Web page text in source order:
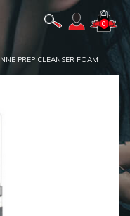
0
PREP CLEANSER FOAM